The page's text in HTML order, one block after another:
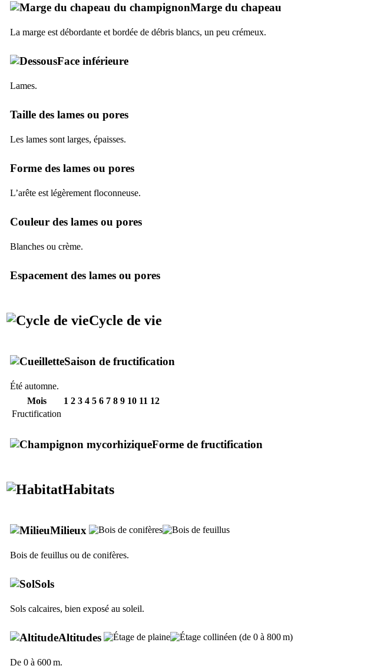
Marge du chapeau
La marge est débordante et bordée de débris blancs, un peu crémeux.
Face inférieure
Lames.
Taille des lames ou pores
Les lames sont larges, épaisses.
Forme des lames ou pores
L’arête est légèrement floconneuse.
Couleur des lames ou pores
Blanches ou crème.
Espacement des lames ou pores
Cycle de vie
Saison de fructification
Été automne.
Mois
1 2 3 4 5 6 7 8 9 10 11 12
Fructification
Forme de fructification
Habitats
Milieux
Bois de feuillus ou de conifères.
Sols
Sols calcaires, bien exposé au soleil.
Altitudes
De 0 à 600 m.